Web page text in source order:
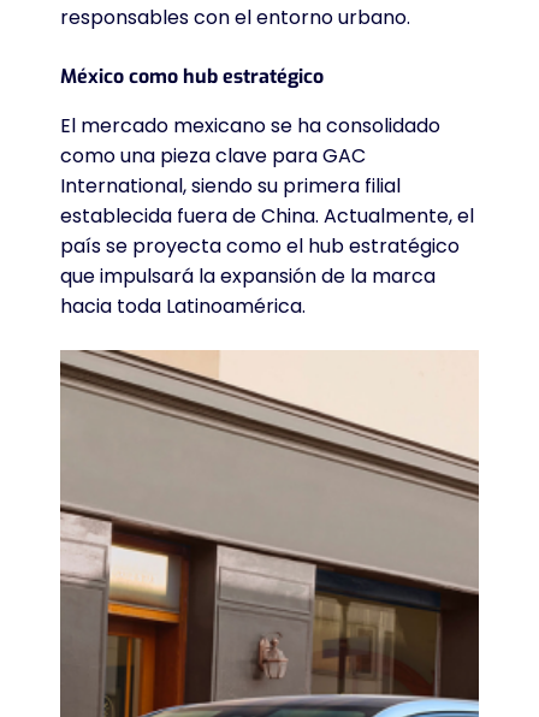
responsables con el entorno urbano.
México como hub estratégico
El mercado mexicano se ha consolidado
como una pieza clave para GAC
International, siendo su primera filial
establecida fuera de China. Actualmente, el
país se proyecta como el hub estratégico
que impulsará la expansión de la marca
hacia toda Latinoamérica.